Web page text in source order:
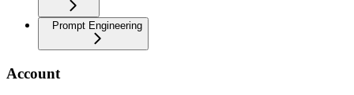
Prompt Engineering
Account